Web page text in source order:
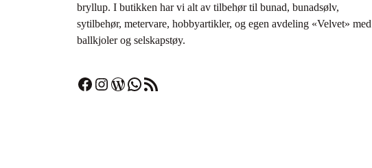
g
bryllup. I butikken har vi alt av tilbehør til bunad­, bunadsølv,
sytilbehør, metervare, hobbyartikler, og egen avdeling «Velvet» med
ballkjoler og selskapstøy.
Facebook Instagram WordPress WhatsApp RSS-strøm